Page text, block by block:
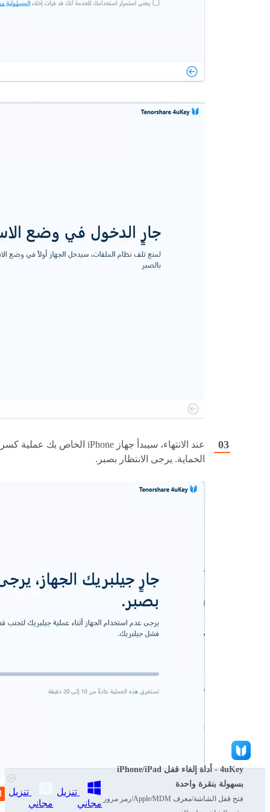
عند الانتهاء، سيبدأ جهاز iPhone الخاص بك عملية كسر
الحماية. يرجى الانتظار بصبر.
4uKey - أداة إلغاء قفل iPhone/iPad
بسهولة بنقرة واحدة
فتح قفل الشاشة/معرف Apple/MDM/رمز مرور
تنزيل
مجاني
تنزيل
مجاني